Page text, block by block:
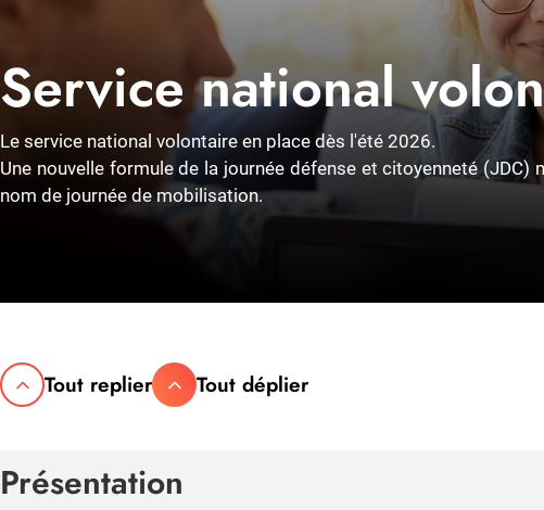
Service national
Le service national volontaire en place dès l'été 2026.
Une nouvelle formule de la journée défense et citoyenneté
nom de journée de mobilisation.
Tout replier Tout déplier
Présentation